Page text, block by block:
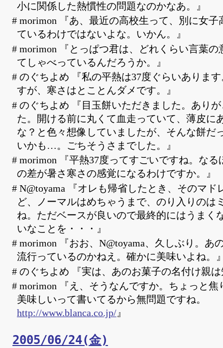
小に関係した熱慣性の問題なのかなあ。』
# morimon 『あ、最近の高校生って、別に女子
ているわけではないよな。いかん。』
# morimon 『とっぱつ君は、どれくらい言葉の
てしゃべっているんだろうか。』
# のぐちよめ 『私の平熱は37度ぐらいありま
すが、寒さはとことんダメです。』
# のぐちよめ 『目玉餅いただきました。あり
た。開ける前に丸くて血走っていて、薄皮に
な？と色々想像していましたが、そんな餅だ
いかも…。ごちそうさまでした。』
# morimon 『平熱37度ってすごいですね。なる
の差が暑さ寒さの感覚になるわけですか。』
# N@toyama 『オレも帰省したとき、そのマド
ど、ノーマルはめちゃうまで、のり入りのは
ね。ただベースが良いので最終的にはうまく
いなことを・・・』
# morimon 『おお、N@toyama、久しぶり。あ
流行っているのかねえ。確かに美味いよね。
# のぐちよめ 『実は、あのお菓子の名付け親
# morimon 『え、そうなんですか。ちょっと
美味しいって書いてるから無問題ですね。
http://www.blanca.co.jp/』
2005/06/24(金)